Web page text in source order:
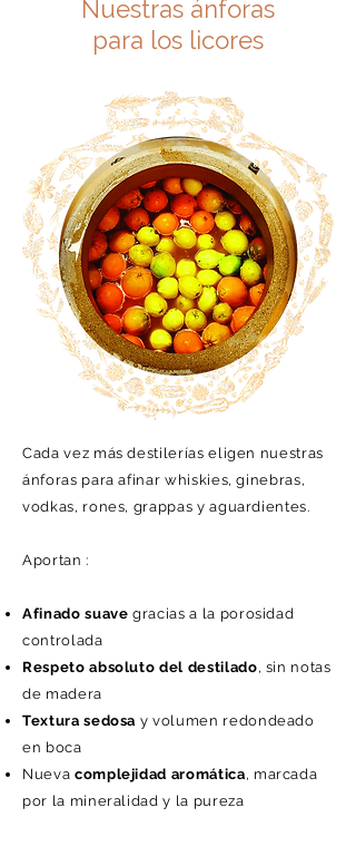
Nuestras ánforas
para los licores
Cada vez más destilerías eligen nuestras
ánforas para afinar whiskies, ginebras,
vodkas, rones, grappas y aguardientes.
Aportan :
Afinado suave gracias a la porosidad
controlada
Respeto absoluto del destilado, sin notas
de madera
Textura sedosa y volumen redondeado
en boca
Nueva complejidad aromática, marcada
por la mineralidad y la pureza